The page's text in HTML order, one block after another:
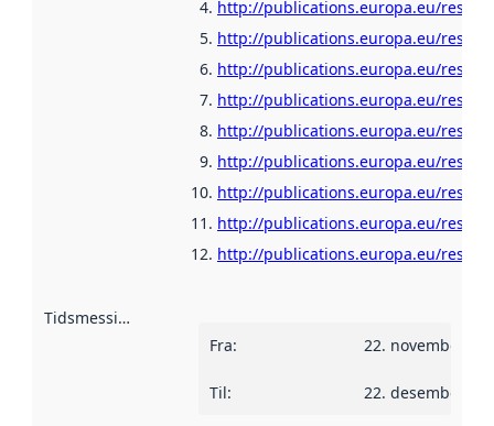
http://publications.europa.eu/
http://publications.europa.eu/
http://publications.europa.eu/
http://publications.europa.eu/
http://publications.europa.eu/
http://publications.europa.eu/
http://publications.europa.eu/
http://publications.europa.eu/
http://publications.europa.eu/
Tidsmessig avgrensning
Fra: 22. november
Til: 22. desember